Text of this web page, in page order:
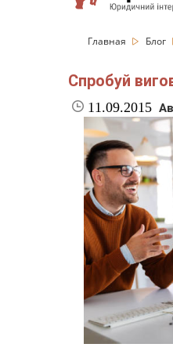
Главная Блог
Спробуй
11.09.2015